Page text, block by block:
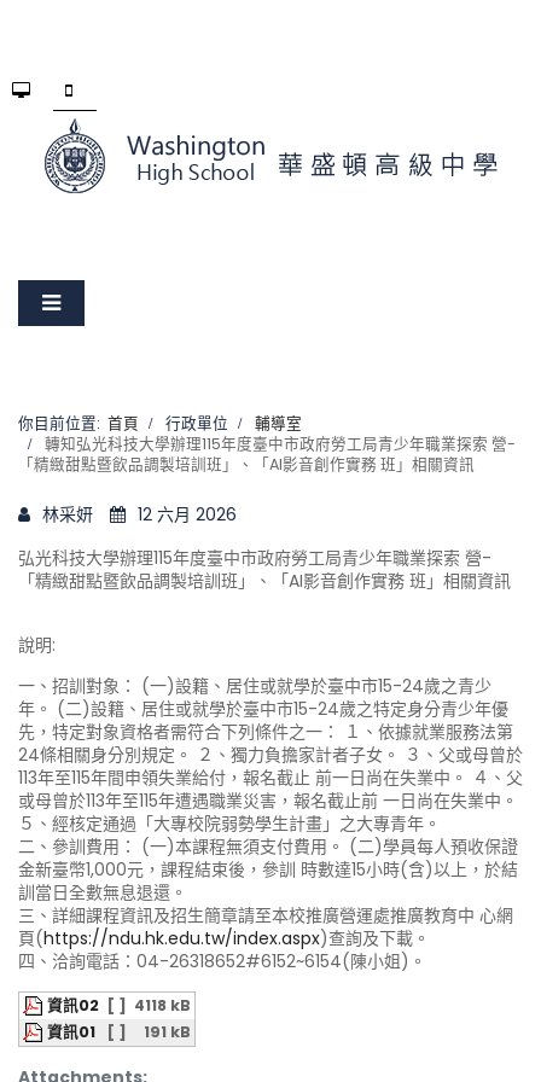
你目前位置: 首頁 行政單位
輔導室
轉知弘光科技大學辦理115年度臺中市政府勞工局青少年職業探索 營-
「精緻甜點暨飲品調製培訓班」、「AI影音創作實務 班」相關資訊
林采妍
12 六月 2026
弘光科技大學辦理115年度臺中市政府勞工局青少年職業探索 營-
「精緻甜點暨飲品調製培訓班」、「AI影音創作實務 班」相關資訊
說明:
一、招訓對象： (一)設籍、居住或就學於臺中市15-24歲之青少
年。 (二)設籍、居住或就學於臺中市15-24歲之特定身分青少年優
先，特定對象資格者需符合下列條件之一： １、依據就業服務法第
24條相關身分別規定。 ２、獨力負擔家計者子女。 ３、父或母曾於
113年至115年間申領失業給付，報名截止 前一日尚在失業中。 ４、父
或母曾於113年至115年遭遇職業災害，報名截止前 一日尚在失業中。
５、經核定通過「大專校院弱勢學生計畫」之大專青年。
二、參訓費用： (一)本課程無須支付費用。 (二)學員每人預收保證
金新臺幣1,000元，課程結束後，參訓 時數達15小時(含)以上，於結
訓當日全數無息退還。
三、詳細課程資訊及招生簡章請至本校推廣營運處推廣教育中 心網
頁(https://ndu.hk.edu.tw/index.aspx)查詢及下載。
四、洽詢電話：04-26318652#6152~6154(陳小姐)。
Attachments:
資訊02 [ ]
4118 kB
資訊01
[ ] 191 kB